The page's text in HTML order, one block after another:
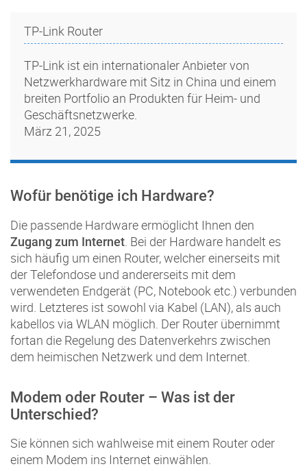
TP-Link Router
TP-Link ist ein internationaler Anbieter von
Netzwerkhardware mit Sitz in China und einem
breiten Portfolio an Produkten für Heim- und
Geschäftsnetzwerke.
März 21, 2025
Wofür benötige ich Hardware?
Die passende Hardware ermöglicht Ihnen den
Zugang zum Internet . Bei der Hardware handelt es
sich häufig um einen Router, welcher einerseits mit
der Telefondose und andererseits mit dem
verwendeten Endgerät (PC, Notebook etc.) verbunden
wird. Letzteres ist sowohl via Kabel (LAN), als auch
kabellos via WLAN möglich. Der Router übernimmt
fortan die Regelung des Datenverkehrs zwischen
dem heimischen Netzwerk und dem Internet.
Modem oder Router – Was ist der
Unterschied?
Sie können sich wahlweise mit einem Router oder
einem Modem ins Internet einwählen.